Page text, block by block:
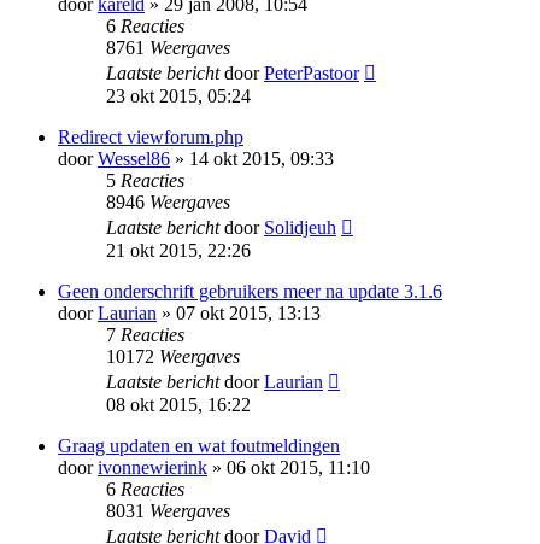
6 Reacties
8761 Weergaves
Laatste berichtdoorPeterPastoor
23 okt 2015, 05:24
Redirect viewforum.php
doorWessel86 » 14 okt 2015, 09:33
5 Reacties
8946 Weergaves
Laatste berichtdoor Solidjeuh
21 okt 2015, 22:26
Geen onderschrift gebruikers meer na update 3.1.6
doorLaurian » 07 okt 2015, 13:13
7 Reacties
10172 Weergaves
Laatste berichtdoorLaurian
08 okt 2015, 16:22
Graag updaten en wat foutmeldingen
doorivonnewierink » 06 okt 2015, 11:10
6 Reacties
8031 Weergaves
Laatste berichtdoorDavid